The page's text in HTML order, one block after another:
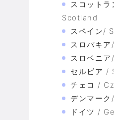
スコットラ
Scotland
スペイン/
スロバキ
スロベニ
セルビア /
チェコ /
デンマー
ドイツ /